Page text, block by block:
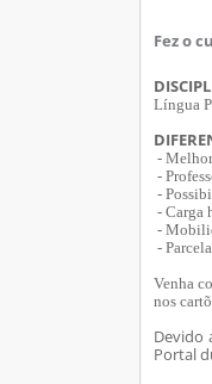
Fez o
Língua
-
-
-
- Carga
-
-
Venha
nos
Devido
Portal